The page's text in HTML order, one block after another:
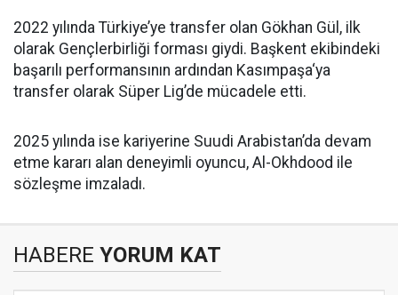
2022 yılında Türkiye’ye transfer olan Gökhan Gül, ilk
olarak Gençlerbirliği forması giydi. Başkent ekibindeki
başarılı performansının ardından Kasımpaşa‘ya
transfer olarak Süper Lig’de mücadele etti.
2025 yılında ise kariyerine Suudi Arabistan’da devam
etme kararı alan deneyimli oyuncu, Al-Okhdood ile
sözleşme imzaladı.
HABERE YORUM KAT